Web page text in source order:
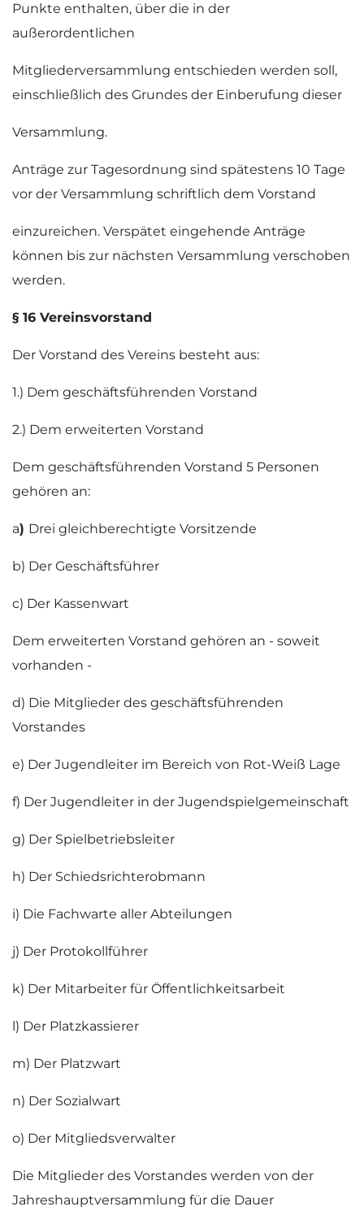
Punkte enthalten, über die in der
außerordentlichen
Mitgliederversammlung entschieden werden soll,
einschließlich des Grundes der Einberufung dieser
Versammlung.
Anträge zur Tagesordnung sind spätestens 10 Tage
vor der Versammlung schriftlich dem Vorstand
einzureichen. Verspätet eingehende Anträge
können bis zur nächsten Versammlung verschoben
werden.
§ 16 Vereinsvorstand
Der Vorstand des Vereins besteht aus:
1.) Dem geschäftsführenden Vorstand
2.) Dem erweiterten Vorstand
Dem geschäftsführenden Vorstand 5 Personen
gehören an:
a) Drei gleichberechtigte Vorsitzende
b) Der Geschäftsführer
c) Der Kassenwart
Dem erweiterten Vorstand gehören an - soweit
vorhanden -
d) Die Mitglieder des geschäftsführenden
Vorstandes
e) Der Jugendleiter im Bereich von Rot-Weiß Lage
f) Der Jugendleiter in der Jugendspielgemeinschaft
g) Der Spielbetriebsleiter
h) Der Schiedsrichterobmann
i) Die Fachwarte aller Abteilungen
j) Der Protokollführer
k) Der Mitarbeiter für Öffentlichkeitsarbeit
l) Der Platzkassierer
m) Der Platzwart
n) Der Sozialwart
o) Der Mitgliedsverwalter
Die Mitglieder des Vorstandes werden von der
Jahreshauptversammlung für die Dauer